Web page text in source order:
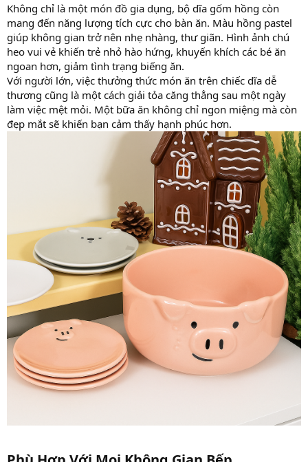
Không chỉ là một món đồ gia dụng, bộ dĩa gốm hồng còn
mang đến năng lượng tích cực cho bàn ăn. Màu hồng pastel
giúp không gian trở nên nhẹ nhàng, thư giãn. Hình ảnh chú
heo vui vẻ khiến trẻ nhỏ hào hứng, khuyến khích các bé ăn
ngoan hơn, giảm tình trạng biếng ăn.
Với người lớn, việc thưởng thức món ăn trên chiếc dĩa dễ
thương cũng là một cách giải tỏa căng thẳng sau một ngày
làm việc mệt mỏi. Một bữa ăn không chỉ ngon miệng mà còn
đẹp mắt sẽ khiến bạn cảm thấy hạnh phúc hơn.